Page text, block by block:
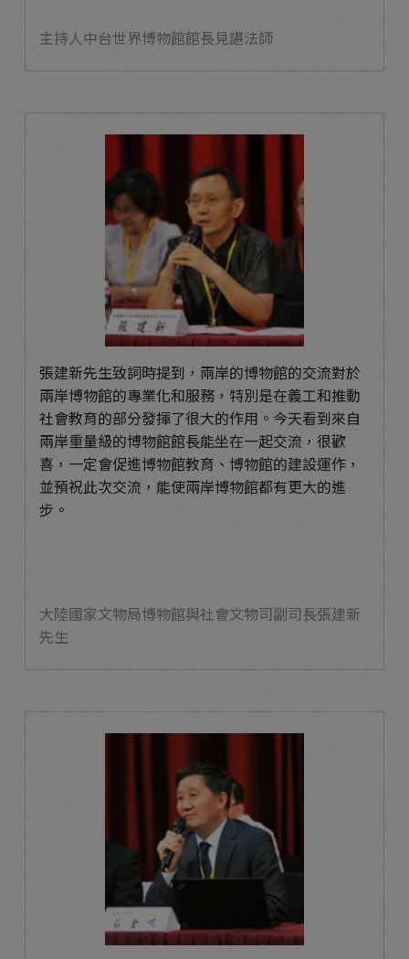
主持人中台世界博物館館長見諶法師
張建新先生致詞時提到，兩岸的博物館的交流對於
兩岸博物館的專業化和服務，特別是在義工和推動
社會教育的部分發揮了很大的作用。今天看到來自
兩岸重量級的博物館館長能坐在一起交流，很歡
喜，一定會促進博物館教育、博物館的建設運作，
並預祝此次交流，能使兩岸博物館都有更大的進
步。
大陸國家文物局博物館與社會文物司副司長張建新
先生